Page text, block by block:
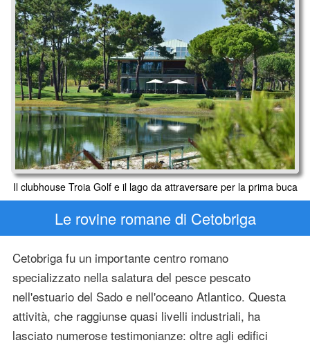
Il clubhouse Troia Golf e il lago da attraversare per la prima buca
Le rovine romane di Cetobriga
Cetobriga fu un importante centro romano
specializzato nella salatura del pesce pescato
nell'estuario del Sado e nell'oceano Atlantico. Questa
attività, che raggiunse quasi livelli industriali, ha
lasciato numerose testimonianze: oltre agli edifici